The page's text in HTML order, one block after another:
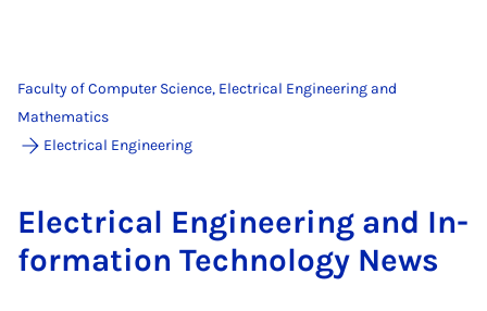
Faculty of Computer Science, Electrical Engineering and
Mathematics
Electrical Engineering
Elec­tric­al En­gin­eer­ing and In­
form­a­tion Tech­no­logy News